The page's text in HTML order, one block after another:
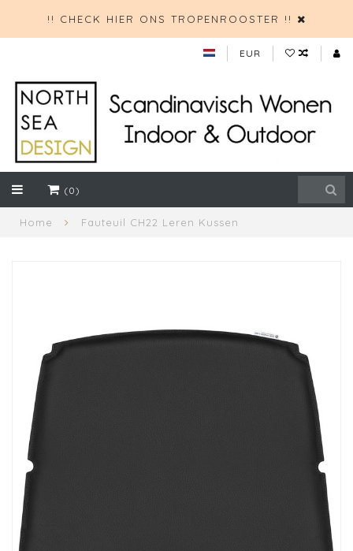
!! CHECK HIER ONS TROPENROOSTER !!
EUR
(0)
Home Fauteuil CH22 Leren Kussen